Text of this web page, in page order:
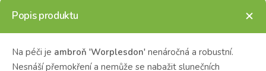
Popis produktu
Na péči je ambroň 'Worplesdon' nenáročná a robustní.
Nesnáší přemokření a nemůže se nabažit slunečních